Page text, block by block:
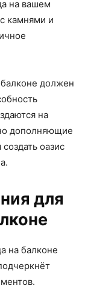
на вашем
камнями и
должен
на
дополняющие
оазис
для
на балконе